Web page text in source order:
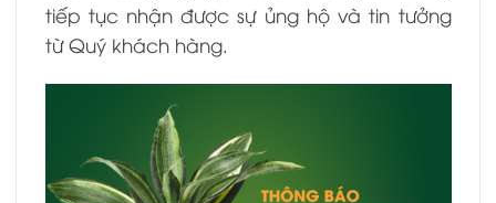
tiếp tục nhận được sự ủng hộ và tin tưởng
từ Quý khách hàng.